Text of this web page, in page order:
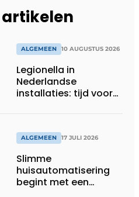
ALGEMEEN 10 AUGUSTUS 2026
Legionella in
Nederlandse
installaties: tijd voor
ALGEMEEN 17 JULI 2026
Slimme
huisautomatisering
begint met een